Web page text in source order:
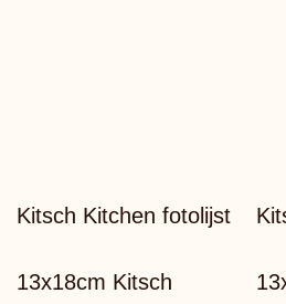
Kitsch Kitchen fotolijst
13x18cm Kitsch